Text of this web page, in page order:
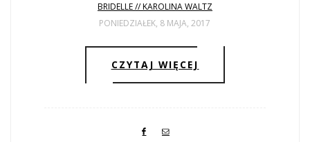
BRIDELLE // KAROLINA WALTZ
PONIEDZIAŁEK, 8 MAJA, 2017
CZYTAJ WIĘCEJ